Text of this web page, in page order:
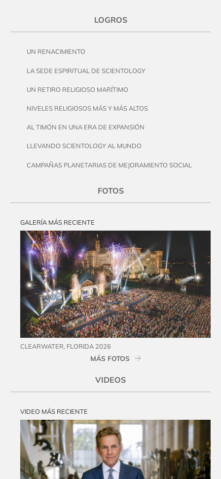
LOGROS
UN RENACIMIENTO
LA SEDE ESPIRITUAL DE SCIENTOLOGY
UN RETIRO RELIGIOSO MARÍTIMO
NIVELES RELIGIOSOS MÁS Y MÁS ALTOS
AL TIMÓN EN UNA ERA DE EXPANSIÓN
LLEVANDO SCIENTOLOGY AL MUNDO
CAMPAÑAS PLANETARIAS DE MEJORAMIENTO SOCIAL
FOTOS
GALERÍA MÁS RECIENTE
CLEARWATER, FLORIDA 2026
MÁS FOTOS
VIDEOS
VIDEO MÁS RECIENTE